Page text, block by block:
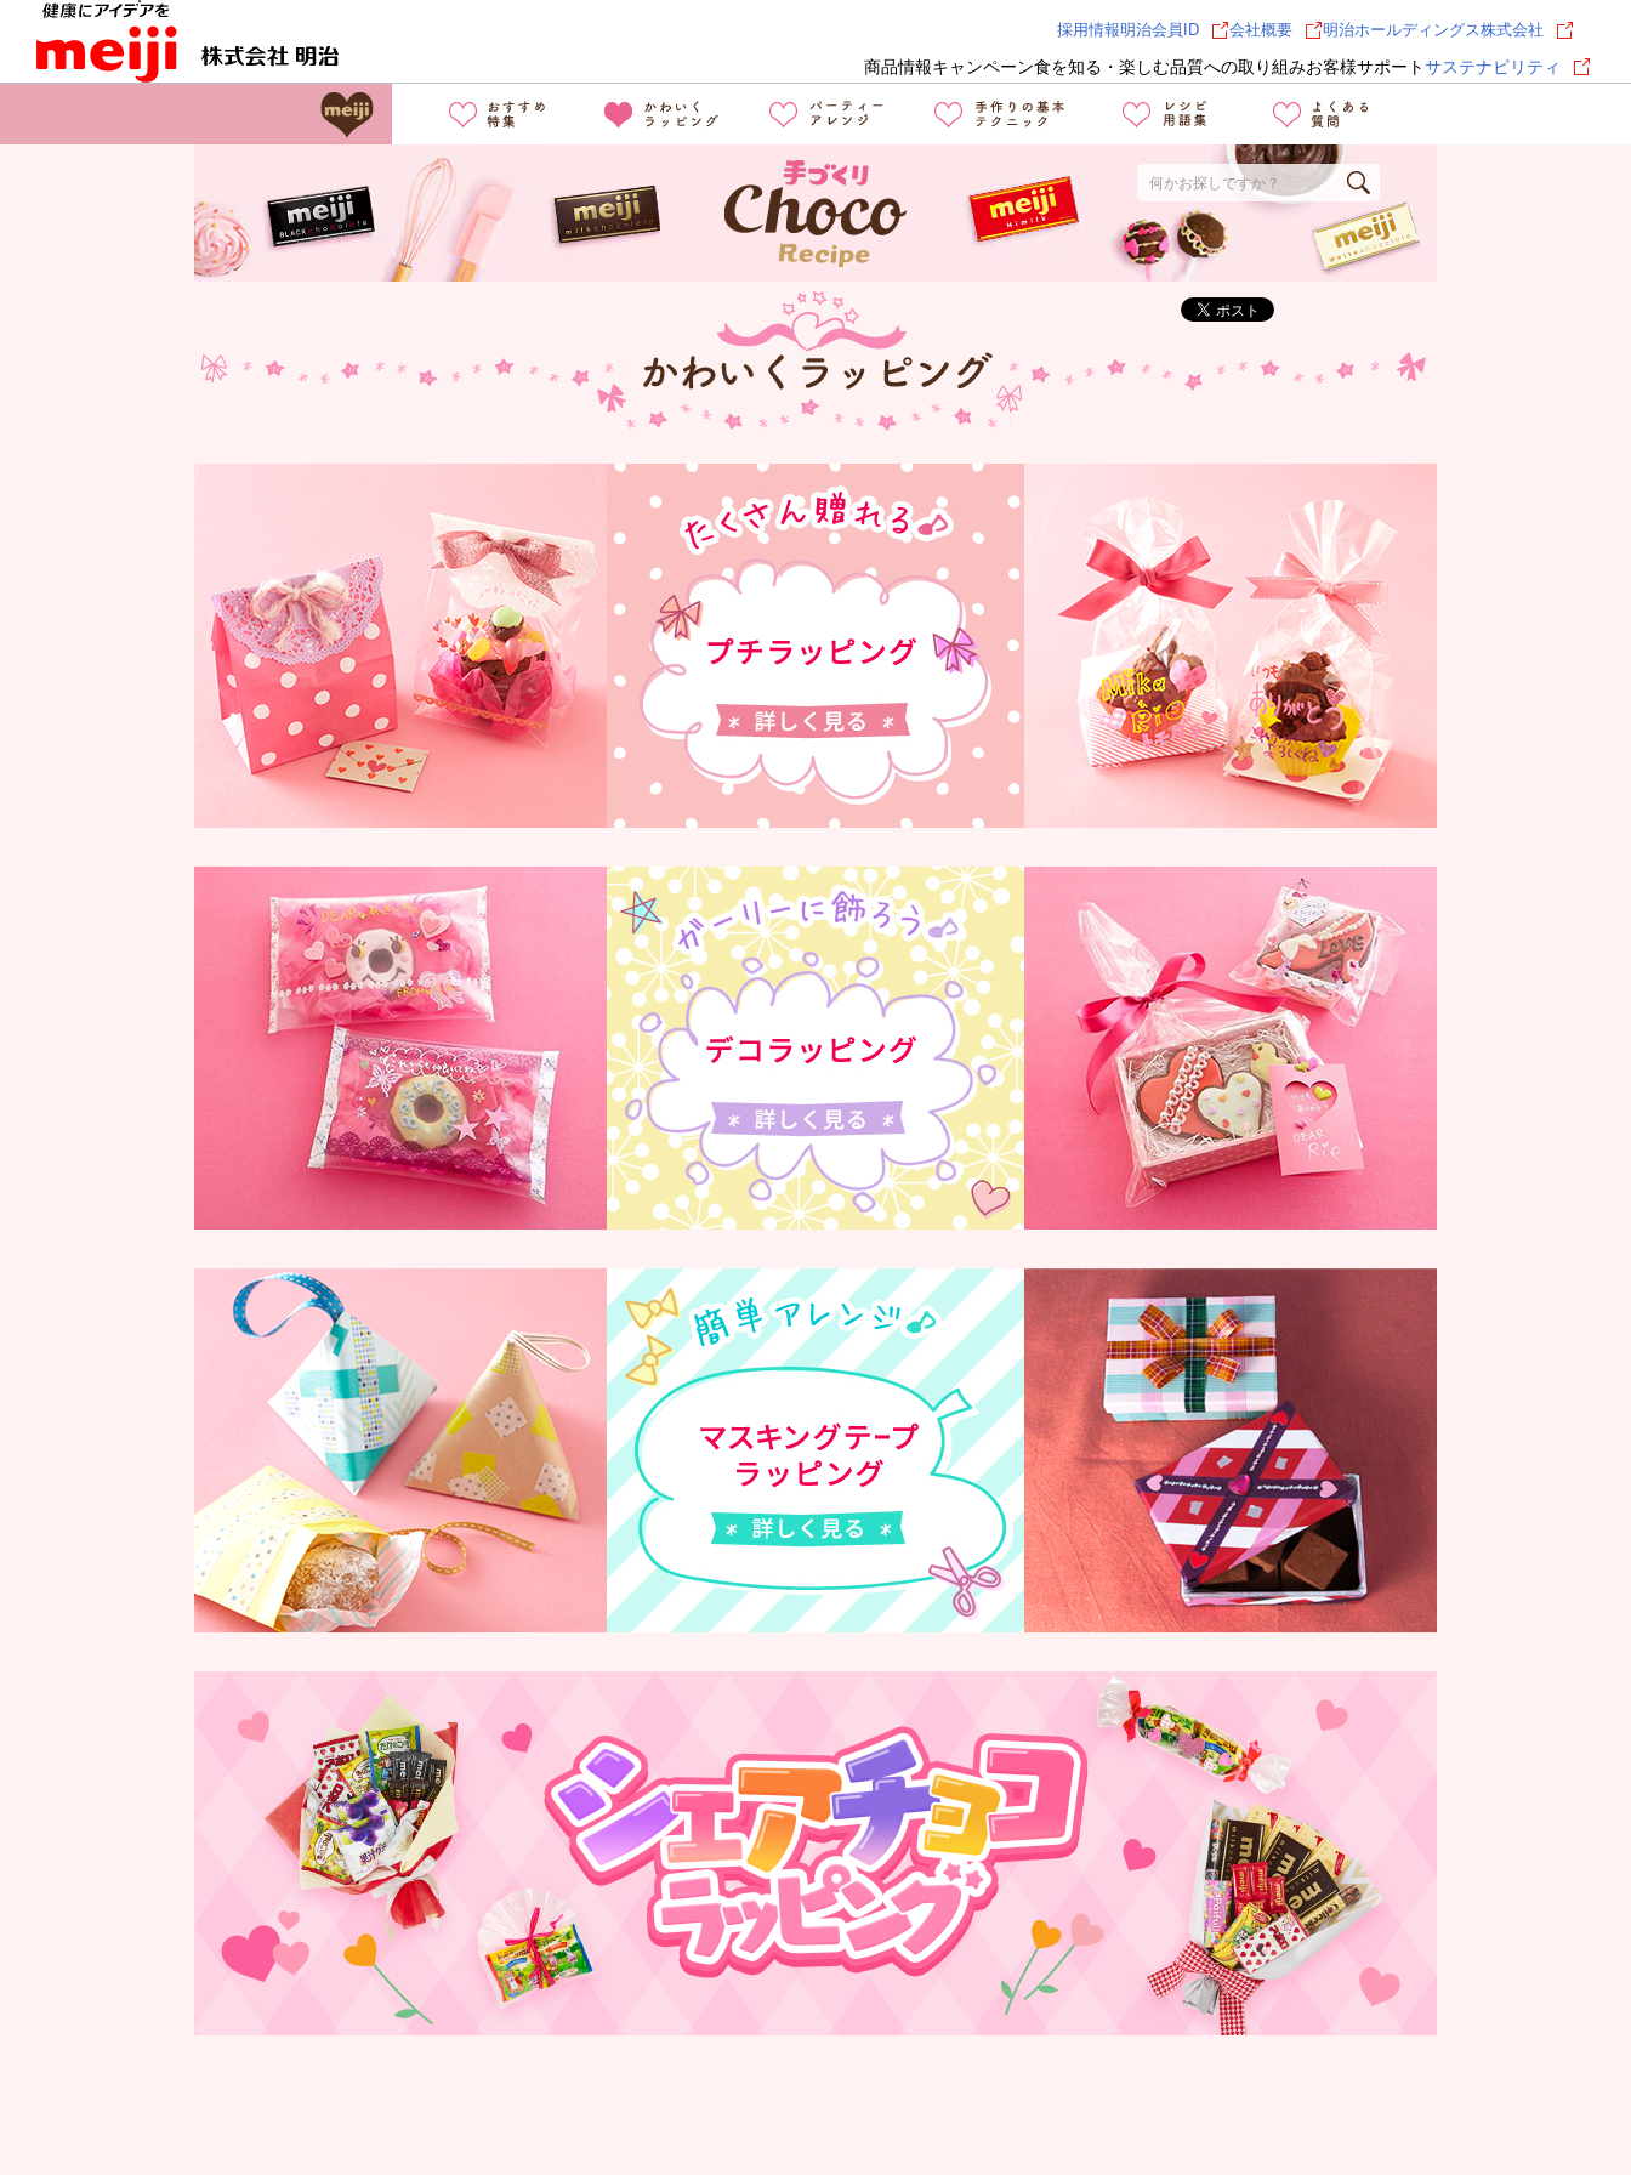
商品情報キャンペーン食を知る・楽しむ品質への取り組みお客様サポートサステナビリティ
採用情報明治会員ID 会社概要 明治ホールディングス株式会社